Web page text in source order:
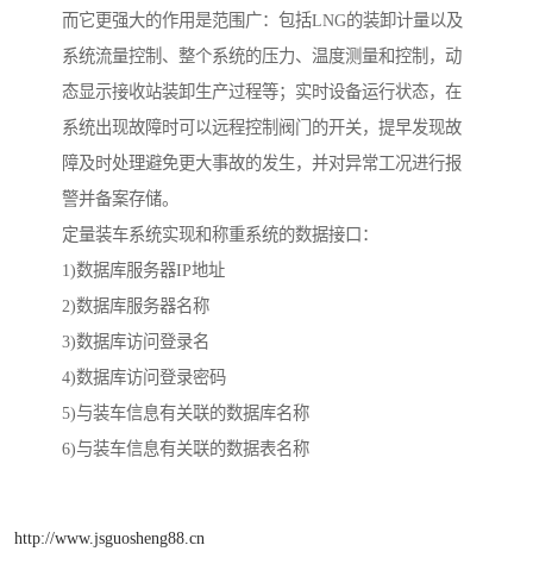
而它更强大的作用是范围广：包括LNG的装卸计量以及
系统流量控制、整个系统的压力、温度测量和控制，动
态显示接收站装卸生产过程等；实时设备运行状态，在
系统出现故障时可以远程控制阀门的开关，提早发现故
障及时处理避免更大事故的发生，并对异常工况进行报
警并备案存储。
定量装车系统实现和称重系统的数据接口：
1)数据库服务器IP地址
2)数据库服务器名称
3)数据库访问登录名
4)数据库访问登录密码
5)与装车信息有关联的数据库名称
6)与装车信息有关联的数据表名称
http://www.jsguosheng88.cn